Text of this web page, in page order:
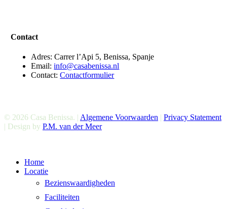
Contact
Adres: Carrer l’Api 5, Benissa, Spanje
Email:info@casabenissa.nl
Contact:Contactformulier
© 2026 Casa Benissa. | Algemene Voorwaarden | Privacy Statement
| Design by P.M. van der Meer
Menu
sluiten
Home
Locatie
Bezienswaardigheden
Faciliteiten